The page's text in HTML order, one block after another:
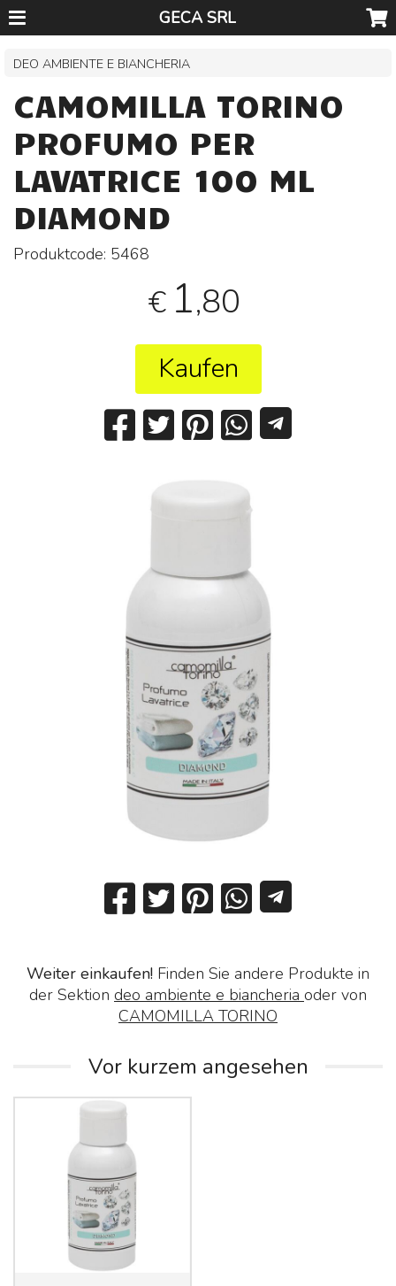
GECA SRL
DEO AMBIENTE E BIANCHERIA
CAMOMILLA TORINO
PROFUMO PER
LAVATRICE 100 ML
DIAMOND
Produktcode: 5468
€ 1,80
Kaufen
Weiter einkaufen! Finden Sie andere Produkte in
der Sektion deo ambiente e biancheria oder von
CAMOMILLA TORINO
Vor kurzem angesehen